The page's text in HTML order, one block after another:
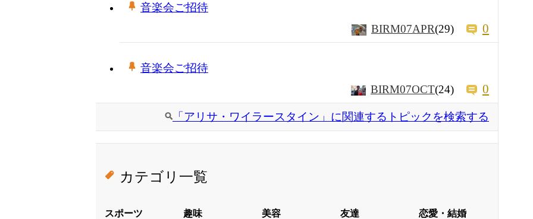
音楽会ご招待
BIRM07APR(29) 0
音楽会ご招待
BIRM07OCT(24) 0
「アリサ・ワイラースタイン」に関連するトピックを検索する
カテゴリ一覧
スポーツ 趣味 美容 友達 恋愛・結婚